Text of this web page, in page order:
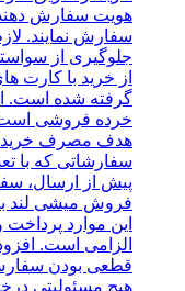
هویت سفارش
سفارش نمایند.
جلوگیری از
از خرید با کارت‌
گرفته شده است.
خرده‌ فروشی است،
هدف مصرف
سفارشاتی که با
پیش از ارسال،
فروش میشی لند
این موارد
الزامی است.
قطعی بودن
هیچ مسئولیتی